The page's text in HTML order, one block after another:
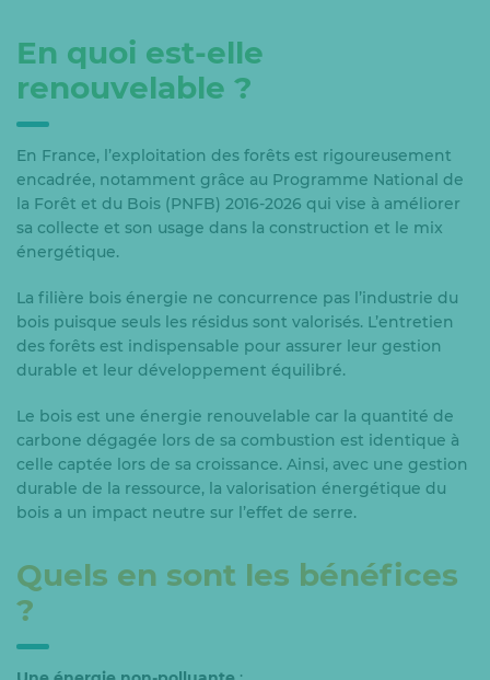
En quoi est-elle
renouvelable ?
En France, l’exploitation des forêts est rigoureusement
encadrée, notamment grâce au Programme National de
la Forêt et du Bois (PNFB) 2016-2026 qui vise à améliorer
sa collecte et son usage dans la construction et le mix
énergétique.
La filière bois énergie ne concurrence pas l’industrie du
bois puisque seuls les résidus sont valorisés. L’entretien
des forêts est indispensable pour assurer leur gestion
durable et leur développement équilibré.
Le bois est une énergie renouvelable car la quantité de
carbone dégagée lors de sa combustion est identique à
celle captée lors de sa croissance. Ainsi, avec une gestion
durable de la ressource, la valorisation énergétique du
bois a un impact neutre sur l’effet de serre.
Quels en sont les bénéfices
?